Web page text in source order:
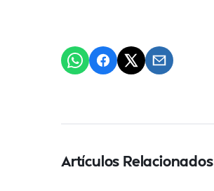
Artículos Relacionados